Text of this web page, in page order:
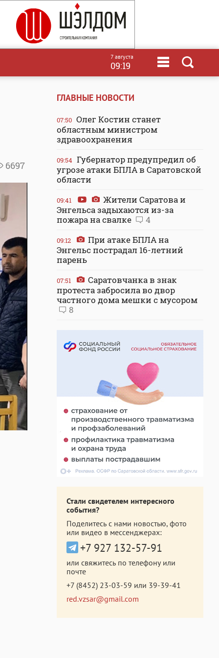
7 августа
09:19
6697
ГЛАВНЫЕ НОВОСТИ
07:50 Олег Костин станет
областным министром
здравоохранения
09:54 Губернатор предупредил об
угрозе атаки БПЛА в Саратовской
области
09:41
Жители Саратова и
Энгельса задыхаются из-за
пожара на свалке
4
09:12
При атаке БПЛА на
Энгельс пострадал 16-летний
парень
07:51
Саратовчанка в знак
протеста забросила во двор
частного дома мешки с мусором
8
Стали свидетелем интересного
события?
Поделитесь с нами новостью, фото
или видео в мессенджерах:
+7 927 132-57-91
или свяжитесь по телефону или
почте
+7 (8452) 23-03-59 или 39-39-41
red.vzsar@gmail.com